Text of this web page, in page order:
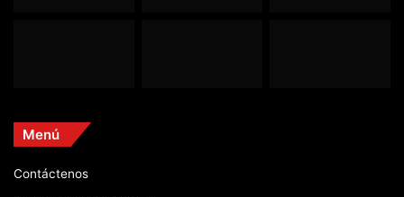
Menú
Contáctenos